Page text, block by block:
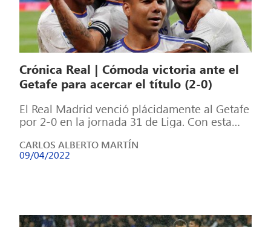
Crónica Real | Cómoda victoria ante el
Getafe para acercar el título (2-0)
El Real Madrid venció plácidamente al Getafe
por 2-0 en la jornada 31 de Liga. Con esta
CARLOS ALBERTO MARTÍN
09/04/2022